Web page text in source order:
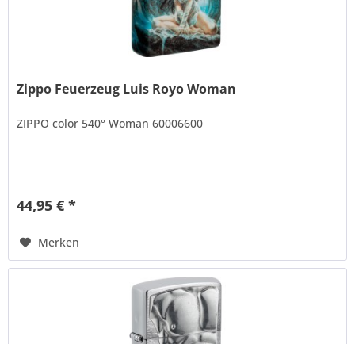
Zippo Feuerzeug Luis Royo Woman
ZIPPO color 540° Woman 60006600
44,95 € *
Merken